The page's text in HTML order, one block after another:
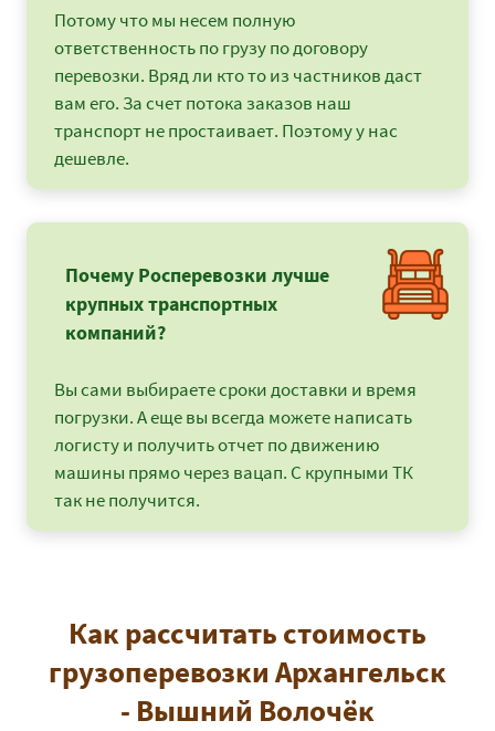
Потому что мы несем полную
ответственность по грузу по договору
перевозки. Вряд ли кто то из частников даст
вам его. За счет потока заказов наш
транспорт не простаивает. Поэтому у нас
дешевле.
Почему Росперевозки лучше
крупных транспортных
компаний?
Вы сами выбираете сроки доставки и время
погрузки. А еще вы всегда можете написать
логисту и получить отчет по движению
машины прямо через вацап. С крупными ТК
так не получится.
Как рассчитать стоимость
грузоперевозки Архангельск
- Вышний Волочёк